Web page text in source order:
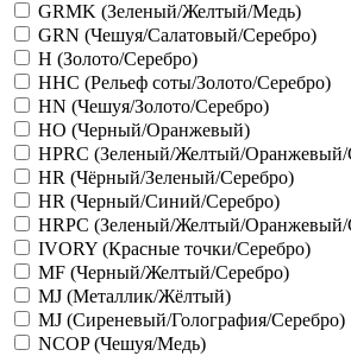
GRMK (Зеленый/Желтый/Медь)
GRN (Чешуя/Салатовый/Серебро)
H (Золото/Серебро)
HHC (Рельеф соты/Золото/Серебро)
HN (Чешуя/Золото/Серебро)
HO (Черный/Оранжевый)
HPRC (Зеленый/Желтый/Оранжевый/
HR (Чёрный/Зеленый/Серебро)
HR (Черный/Синий/Серебро)
HRPC (Зеленый/Желтый/Оранжевый/
IVORY (Красные точки/Серебро)
MF (Черный/Желтый/Серебро)
MJ (Металлик/Жёлтый)
MJ (Сиреневый/Голография/Серебро)
NCOP (Чешуя/Медь)